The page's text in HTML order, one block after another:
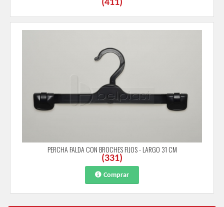
(411)
PERCHA FALDA CON BROCHES FIJOS - LARGO 31 CM
(331)
Comprar